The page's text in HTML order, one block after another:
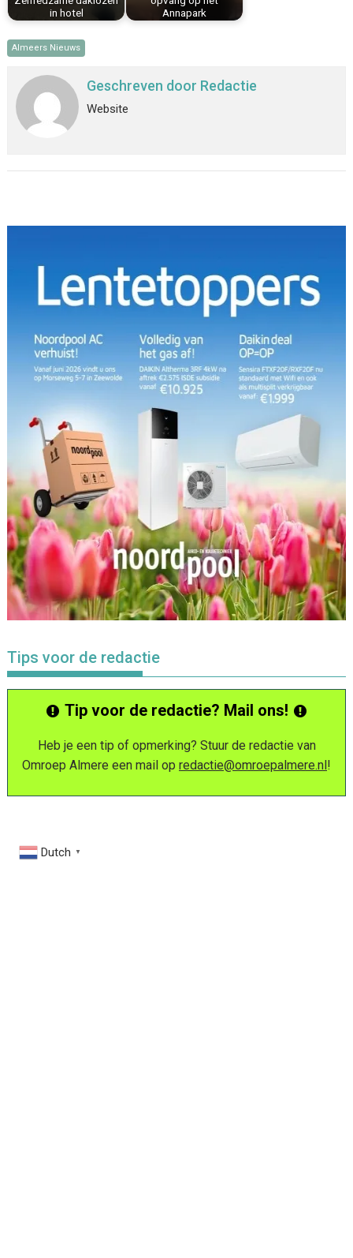
in hotel
Annapark
Almeers Nieuws
Geschreven door Redactie
Website
Tips voor de redactie
Tip voor de redactie? Mail ons!
Heb je een tip of opmerking? Stuur de redactie van
Omroep Almere een mail op redactie@omroepalmere.nl!
Dutch ▼